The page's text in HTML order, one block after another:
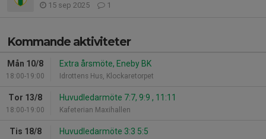
15 sep 2025 1
Kommande aktiviteter
Mån 10/8
18:00-19:00
Extra årsmöte, Eneby BK
Idrottens Hus, Klockaretorpet
Tor 13/8
18:00-19:00
Huvudledarmöte 7:7, 9:9 , 11:11
Kafeterian Maxihallen
Tis 18/8 Huvudledarmöte 3:3 5:5